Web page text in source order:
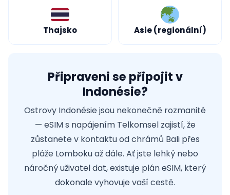
Thajsko Asie (regionální)
Připraveni se připojit v
Indonésie?
Ostrovy Indonésie jsou nekonečně rozmanité
— eSIM s napájením Telkomsel zajistí, že
zůstanete v kontaktu od chrámů Bali přes
pláže Lomboku až dále. Ať jste lehký nebo
náročný uživatel dat, existuje plán eSIM, který
dokonale vyhovuje vaší cestě.